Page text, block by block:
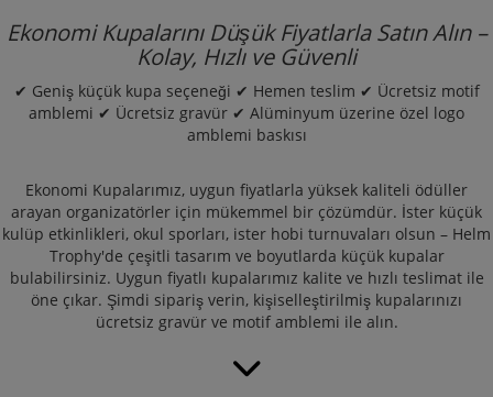
Ekonomi Kupalarını Düşük Fiyatlarla Satın Alın –
Kolay, Hızlı ve Güvenli
✔ Geniş küçük kupa seçeneği ✔ Hemen teslim ✔ Ücretsiz motif
amblemi ✔ Ücretsiz gravür ✔ Alüminyum üzerine özel logo
amblemi baskısı
Ekonomi Kupalarımız, uygun fiyatlarla yüksek kaliteli ödüller
arayan organizatörler için mükemmel bir çözümdür. İster küçük
kulüp etkinlikleri, okul sporları, ister hobi turnuvaları olsun – Helm
Trophy'de çeşitli tasarım ve boyutlarda küçük kupalar
bulabilirsiniz. Uygun fiyatlı kupalarımız kalite ve hızlı teslimat ile
öne çıkar. Şimdi sipariş verin, kişiselleştirilmiş kupalarınızı
ücretsiz gravür ve motif amblemi ile alın.